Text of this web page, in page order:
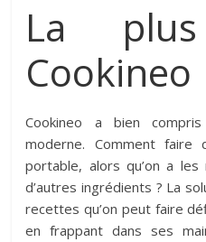
La
Cookineo
Cookineo a bien
moderne. Comment
portable, alors qu’on a
d’autres ingrédients ? La
recettes qu’on peut faire
en frappant dans ses